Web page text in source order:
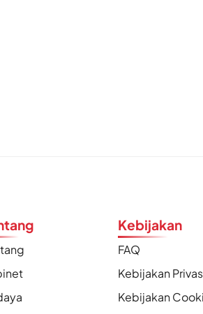
Kebijakan
FAQ
Kebijakan
Kebijakan